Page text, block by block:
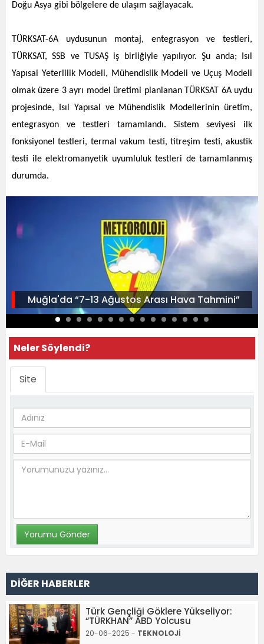
Doğu Asya gibi bölgelere de ulaşım sağlayacak.
TÜRKSAT-6A uydusunun montaj, entegrasyon ve testleri,
TÜRKSAT, SSB ve TUSAŞ iş birliğiyle yapılıyor. Şu anda; Isıl
Yapısal Yeterlilik Modeli, Mühendislik Modeli ve Uçuş Modeli
olmak üzere 3 ayrı model üretimi planlanan TÜRKSAT 6A uydu
projesinde, Isıl Yapısal ve Mühendislik Modellerinin üretim,
entegrasyon ve testleri tamamlandı. Sistem seviyesi ilk
fonksiyonel testleri, termal vakum testi, titreşim testi, akustik
testi ile elektromanyetik uyumluluk testleri de tamamlanmış
durumda.
Muğla'da “7-13 Ağustos Arası Hava Tahmini”
Neler Söylendi?
Site
DİĞER HABERLER
Türk Gençliği Göklere Yükseliyor:
“TÜRKHAN” ABD Yolcusu
20-06-2025 - TEKNOLOJİ